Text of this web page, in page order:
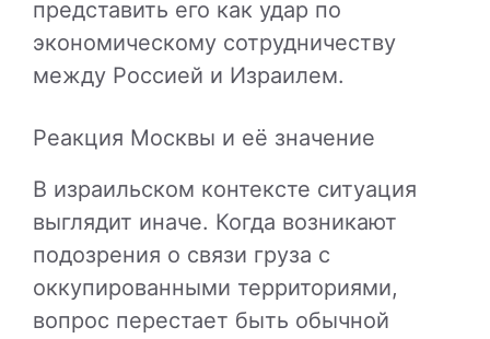
представить его как удар по
экономическому сотрудничеству
между Россией и Израилем.
Реакция Москвы и её значение
В израильском контексте ситуация
выглядит иначе. Когда возникают
подозрения о связи груза с
оккупированными территориями,
вопрос перестает быть обычной